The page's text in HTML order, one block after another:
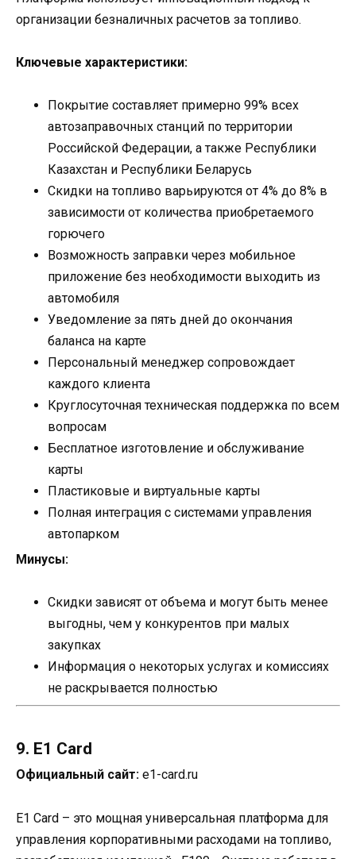
организации безналичных расчетов за топливо.
Ключевые характеристики:
Покрытие составляет примерно 99% всех
автозаправочных станций по территории
Российской Федерации, а также Республики
Казахстан и Республики Беларусь
Скидки на топливо варьируются от 4% до 8% в
зависимости от количества приобретаемого
горючего
Возможность заправки через мобильное
приложение без необходимости выходить из
автомобиля
Уведомление за пять дней до окончания
баланса на карте
Персональный менеджер сопровождает
каждого клиента
Круглосуточная техническая поддержка по всем
вопросам
Бесплатное изготовление и обслуживание
карты
Пластиковые и виртуальные карты
Полная интеграция с системами управления
автопарком
Минусы:
Скидки зависят от объема и могут быть менее
выгодны, чем у конкурентов при малых
закупках
Информация о некоторых услугах и комиссиях
не раскрывается полностью
9. E1 Card
Официальный сайт: e1-card.ru
E1 Card – это мощная универсальная платформа для
управления корпоративными расходами на топливо,